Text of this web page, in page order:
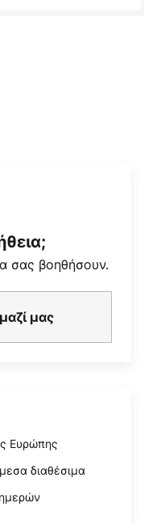
σας βοηθήσουν.
μας
Ευρώπης
διαθέσιμα